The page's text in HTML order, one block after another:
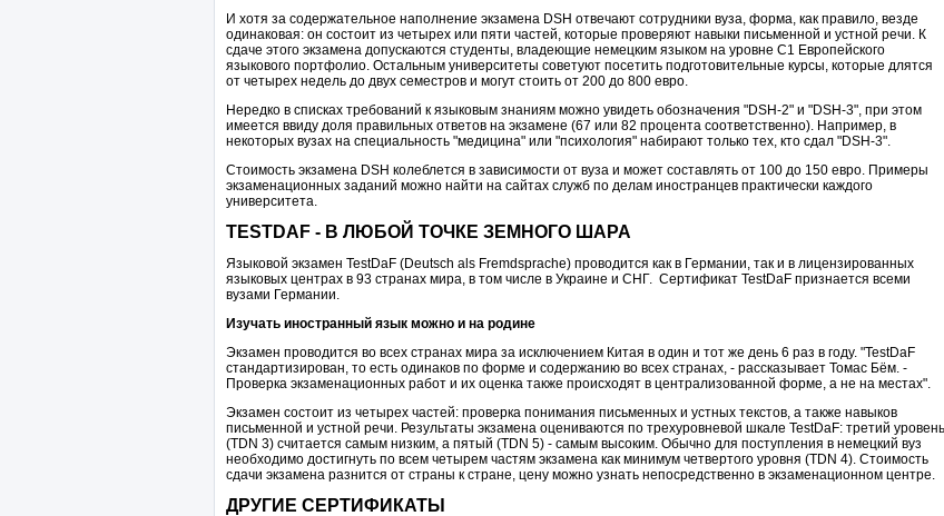
И хотя за содержательное наполнение экзамена DSH отвечают сотрудники вуза, форма, как правило, везде
одинаковая: он состоит из четырех или пяти частей, которые проверяют навыки письменной и устной речи. К
сдаче этого экзамена допускаются студенты, владеющие немецким языком на уровне C1 Европейского
языкового портфолио. Остальным университеты советуют посетить подготовительные курсы, которые длятся
от четырех недель до двух семестров и могут стоить от 200 до 800 евро.
Нередко в списках требований к языковым знаниям можно увидеть обозначения "DSH-2" и "DSH-3", при этом
имеется ввиду доля правильных ответов на экзамене (67 или 82 процента соответственно). Например, в
некоторых вузах на специальность "медицина" или "психология" набирают только тех, кто сдал "DSH-3".
Стоимость экзамена DSH колеблется в зависимости от вуза и может составлять от 100 до 150 евро. Примеры
экзаменационных заданий можно найти на сайтах служб по делам иностранцев практически каждого
университета.
TESTDAF - В ЛЮБОЙ ТОЧКЕ ЗЕМНОГО ШАРА
Языковой экзамен TestDaF (Deutsch als Fremdsprache) проводится как в Германии, так и в лицензированных
языковых центрах в 93 странах мира, в том числе в Украине и СНГ. Сертификат TestDaF признается всеми
вузами Германии.
Изучать иностранный язык можно и на родине
Экзамен проводится во всех странах мира за исключением Китая в один и тот же день 6 раз в году. "TestDaF
стандартизирован, то есть одинаков по форме и содержанию во всех странах, - рассказывает Томас Бём. -
Проверка экзаменационных работ и их оценка также происходят в централизованной форме, а не на местах".
Экзамен состоит из четырех частей: проверка понимания письменных и устных текстов, а также навыков
письменной и устной речи. Результаты экзамена оцениваются по трехуровневой шкале TestDaF: третий уровень
(TDN 3) считается самым низким, а пятый (TDN 5) - самым высоким. Обычно для поступления в немецкий вуз
необходимо достигнуть по всем четырем частям экзамена как минимум четвертого уровня (TDN 4). Стоимость
сдачи экзамена разнится от страны к стране, цену можно узнать непосредственно в экзаменационном центре.
ДРУГИЕ СЕРТИФИКАТЫ